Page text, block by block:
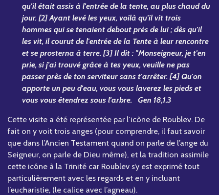
qu'il était assis à l'entrée de la tente, au plus chaud du
jour. [2] Ayant levé les yeux, voilà qu'il vit trois
hommes qui se tenaient debout près de lui ; dès qu'il
les vit, il courut de l'entrée de la Tente à leur rencontre
et se prosterna à terre. [3] Il dit : "Monseigneur, je t'en
prie, si j'ai trouvé grâce à tes yeux, veuille ne pas
passer près de ton serviteur sans t'arrêter. [4] Qu'on
apporte un peu d'eau, vous vous laverez les pieds et
vous vous étendrez sous l'arbre. Gen 18,1.3
Cette visite a été représentée par l’icône de Roublev. De
fait on y voit trois anges (pour comprendre, il faut savoir
que dans l’Ancien Testament quand on parle de l’ange du
Seigneur, on parle de Dieu même), et la tradition assimile
cette icône à la Trinité car Roublev s’y est exprimé tout
particulièrement avec les regards et en y incluant
l’eucharistie, (le calice avec l’agneau).